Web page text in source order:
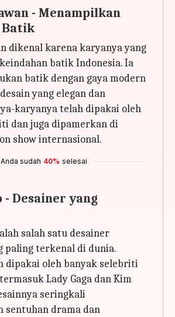
- Menampilkan
Batik
dikenal karena karyanya yang
batik Indonesia. Ia
batik dengan gaya modern
yang elegan dan
karyanya telah dipakai oleh
dan juga dipamerkan di
show internasional.
Anda sudah 40% selesai
- Desainer yang
salah satu desainer
paling terkenal di dunia.
dipakai oleh banyak selebriti
Lady Gaga dan Kim
seringkali
sentuhan drama dan